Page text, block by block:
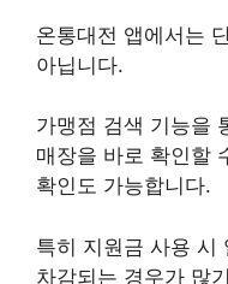
온통대전 앱에서는
아닙니다.
가맹점 검색 기능을
매장을 바로 확인할
확인도 가능합니다.
특히 지원금 사용 시
차감되는 경우가 많